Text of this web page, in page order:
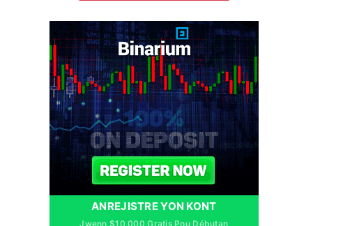
ANREJISTRE YON KONT
Jwenn $10,000 Gratis Pou Débutan